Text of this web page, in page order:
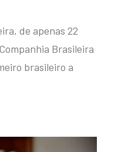
de apenas 22
Brasileira
brasileiro a